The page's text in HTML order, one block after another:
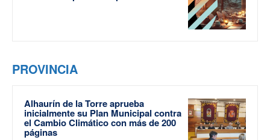
PROVINCIA
Alhaurín de la Torre aprueba
inicialmente su Plan Municipal contra
el Cambio Climático con más de 200
páginas